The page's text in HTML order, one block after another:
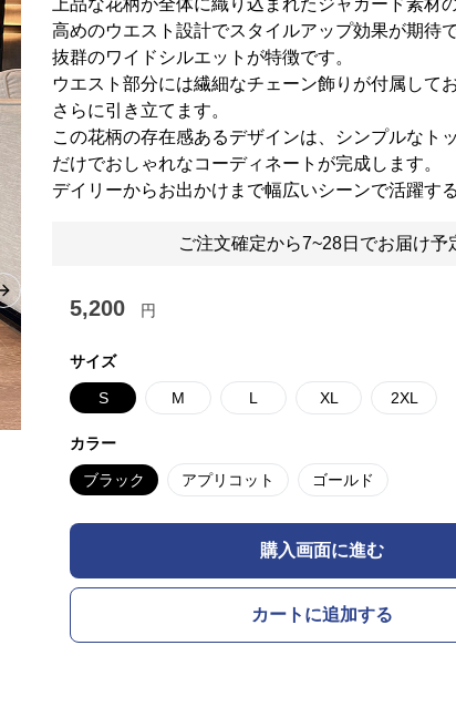
Next slide
上品な花柄が全体に織り込まれたジャガード素材
高めのウエスト設計でスタイルアップ効果が期待
抜群のワイドシルエットが特徴です。
ウエスト部分には繊細なチェーン飾りが付属して
さらに引き立てます。
この花柄の存在感あるデザインは、シンプルなト
だけでおしゃれなコーディネートが完成します。
デイリーからお出かけまで幅広いシーンで活躍す
ご注文確定から7~28日でお届け予
5,200 円
サイズ
S M L XL 2XL
カラー
ブラック アプリコット ゴールド
購入画面に進む
カートに追加する